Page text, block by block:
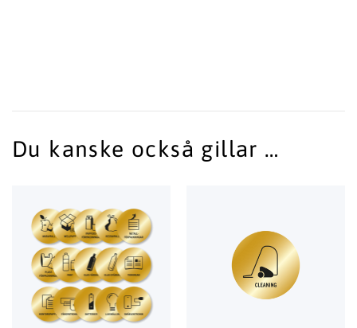
Du kanske också gillar …